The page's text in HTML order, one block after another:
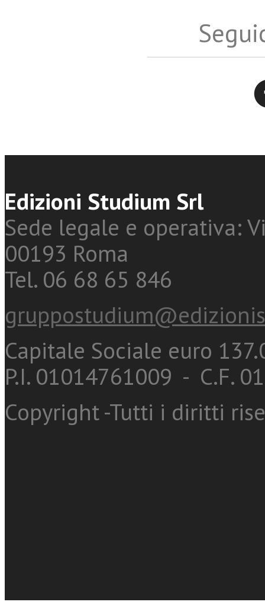
Edizioni Studium Srl
Sede legale e operativa:
00193 Roma
Tel. 06 68 65 846
Capitale Sociale euro
P.I. 01014761009 - C.F.
Copyright -Tutti i diritti